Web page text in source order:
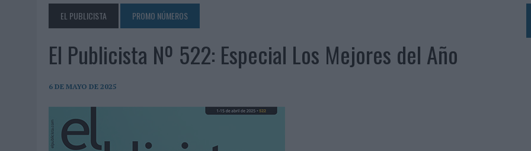
MAHOU REIVINDICA EL RITUAL DE LA CAÑA EN EL DÍA INTERNACIONAL DE LA CERVEZA
07/08/2026 | MG SPIRIT RELANZA SU MARCA CON UNA ESTRATEGIA 360º CENTRADA EN EL ORIGEN BARCELONÉS
07/08/2026
| PATRÓN CONVIERTE EL NUEVO SINGLE DE ARÓN PIPER EN UNA EXPERIENCIA DE MARCA EN IBIZA
07/08/2026 | EL VERANO PONE A PRUEBA LA ESTRATEGIA DIGITAL DE LAS MARCAS
07/08/2026 | VUELING CONVIERTE LOS RECUERDOS EN SOUVENIRS CON IA
07/08/2026 | CUANDO SE APAGUE EL SOL, EL ECLIPSE DE 2026 PONDRÁ A PRUEBA LA CREATIVIDAD DE LAS MARCAS
06/08/2026
06/08/2026 | SIETE DE CADA DIEZ EMPRESAS ESPAÑOLAS NO INTEGRAN LA INFANCIA EN SU ESTRATEGIA
EL PUBLICISTA PROMO NÚMEROS
El Publicista Nº 522: Especial Los Mejores del Año
6 DE MAYO DE 2025